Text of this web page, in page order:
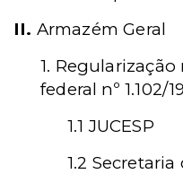
II. Armazém Geral
1.
federal nº 1.102/
1.1 JUCESP
1.2